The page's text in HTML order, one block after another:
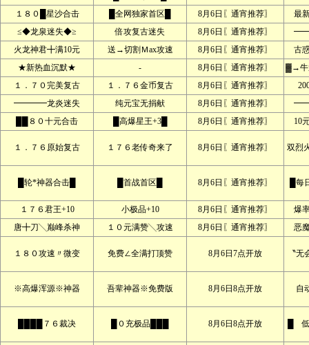
１８０█星沙合击
█全网独家首区█ 8月6日〖通宵推荐〗
最
≤◆龙泉迷失◆≥
倍攻复古迷失 8月6日〖通宵推荐〗
━━
火龙神君╋满10元
送→切割Ｍax攻速 8月6日〖通宵推荐〗
古
★新热血沉默★
- 8月6日〖通宵推荐〗
▓→牛
１．７０完美复古
１．７６金币复古 8月6日〖通宵推荐〗
━━━━龙炎迷失
纯元宝无捐献 8月6日〖通宵推荐〗
━━
██８０十元合击
█高爆星王+3█ 8月6日〖通宵推荐〗 10
１．７６原始复古 １７６老传奇来了 8月6日〖通宵推荐〗 双烈
█轮*神器合击█ █首战首区█ 8月6日〖通宵推荐〗 █每
１７６君王+10 小极品+10 8月6日〖通宵推荐〗
爆
唐╋刀╲巅峰杀神
１０元满赞╲攻速 8月6日〖通宵推荐〗 恶
１８０攻速〃微变 免费∠全满打顶赞 8月6日7点开放 〝
※高爆浑源※神器 吾辈神器※免费版 8月6日8点开放 自
████７６裁决 █０充极品███ 8月6日8点开放 █